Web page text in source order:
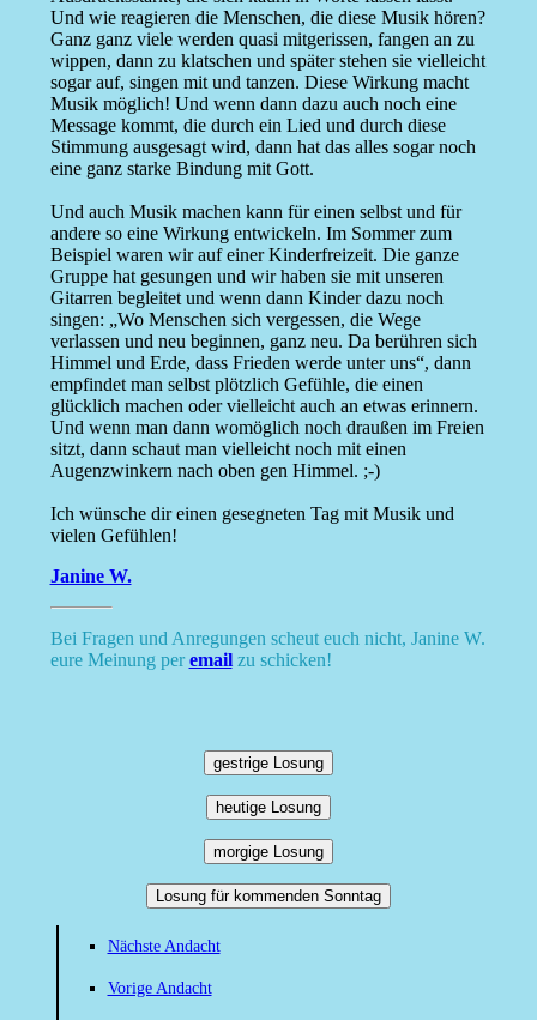
Und wie reagieren die Menschen, die diese Musik hören?
Ganz ganz viele werden quasi mitgerissen, fangen an zu
wippen, dann zu klatschen und später stehen sie vielleicht
sogar auf, singen mit und tanzen. Diese Wirkung macht
Musik möglich! Und wenn dann dazu auch noch eine
Message kommt, die durch ein Lied und durch diese
Stimmung ausgesagt wird, dann hat das alles sogar noch
eine ganz starke Bindung mit Gott.
Und auch Musik machen kann für einen selbst und für
andere so eine Wirkung entwickeln. Im Sommer zum
Beispiel waren wir auf einer Kinderfreizeit. Die ganze
Gruppe hat gesungen und wir haben sie mit unseren
Gitarren begleitet und wenn dann Kinder dazu noch
singen: „Wo Menschen sich vergessen, die Wege
verlassen und neu beginnen, ganz neu. Da berühren sich
Himmel und Erde, dass Frieden werde unter uns“, dann
empfindet man selbst plötzlich Gefühle, die einen
glücklich machen oder vielleicht auch an etwas erinnern.
Und wenn man dann womöglich noch draußen im Freien
sitzt, dann schaut man vielleicht noch mit einen
Augenzwinkern nach oben gen Himmel. ;-)
Ich wünsche dir einen gesegneten Tag mit Musik und
vielen Gefühlen!
Janine W.
Bei Fragen und Anregungen scheut euch nicht, Janine W.
eure Meinung peremailzu schicken!
gestrige Losung
heutige Losung
morgige Losung
Losung für kommenden Sonntag
Nächste Andacht
Vorige Andacht